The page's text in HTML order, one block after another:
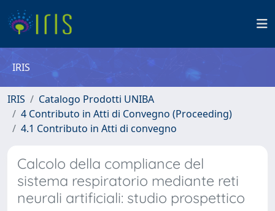
IRIS
IRIS
Catalogo Prodotti UNIBA
4 Contributo in Atti di Convegno (Proceeding)
4.1 Contributo in Atti di convegno
Calcolo della compliance del
sistema respiratorio mediante reti
neurali artificiali: studio prospettico